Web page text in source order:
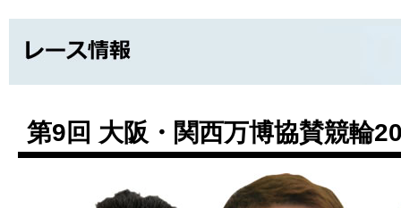
第9回 大阪・関西万博協賛競輪